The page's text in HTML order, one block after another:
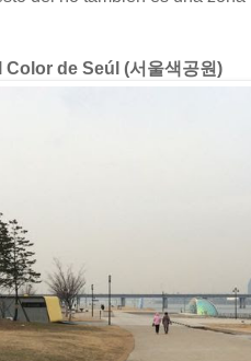
de Seúl (서울색공원)